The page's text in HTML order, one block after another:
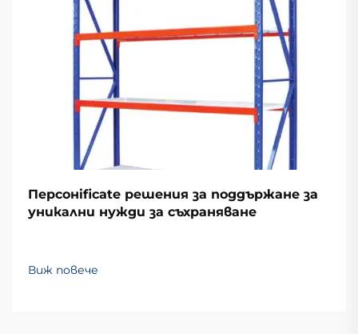
Персонificate решения за поддържане за
уникални нужди за съхраняване
Виж повече